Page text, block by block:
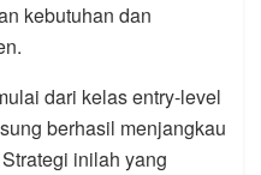
kebutuhan dan
dari kelas entry-level
berhasil menjangkau
inilah yang